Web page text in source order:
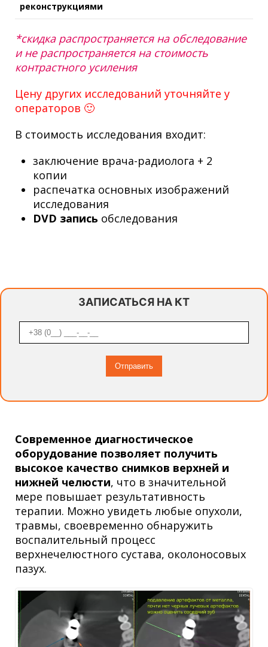
реконструкциями
*скидка распространяется на обследование
и не распространяется на стоимость
контрастного усиления
Цену других исследований уточняйте у
операторов 🙂
В стоимость исследования входит:
заключение врача-радиолога + 2
копии
распечатка основных изображений
исследования
DVD запись обследования
ЗАПИСАТЬСЯ НА КТ
Современное диагностическое
оборудование позволяет получить
высокое качество снимков верхней и
нижней челюсти, что в значительной
мере повышает результативность
терапии. Можно увидеть любые опухоли,
травмы, своевременно обнаружить
воспалительный процесс
верхнечелюстного сустава, околоносовых
пазух.